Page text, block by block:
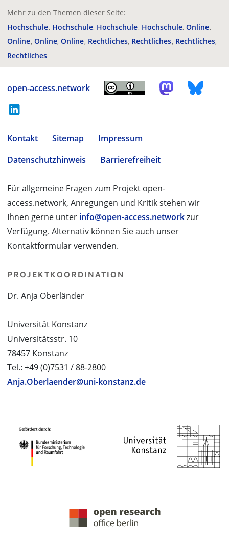
Mehr zu den Themen dieser Seite:
Hochschule Hochschule Hochschule Hochschule Online
Online Online Online Rechtliches Rechtliches Rechtliches
Rechtliches
open-access.network
Kontakt Sitemap
Impressum
Datenschutzhinweis
Barrierefreiheit
Für allgemeine Fragen zum Projekt open-
access.network, Anregungen und Kritik stehen wir
Ihnen gerne unter info@open-access.networkzur
Verfügung. Alternativ können Sie auch unser
Kontaktformular verwenden.
PROJEKTKOORDINATION
Dr. Anja Oberländer
Universität Konstanz
Universitätsstr. 10
78457 Konstanz
Tel.: +49 (0)7531 / 88-2800
Anja.Oberlaender@uni-konstanz.de